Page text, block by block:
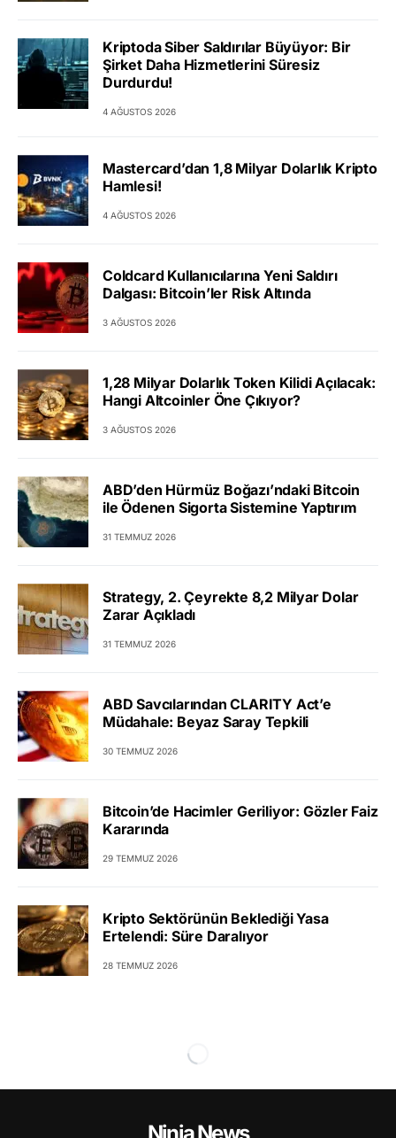
Kriptoda Siber Saldırılar Büyüyor: Bir
Şirket Daha Hizmetlerini Süresiz
Durdurdu!
4 AĞUSTOS 2026
Mastercard’dan 1,8 Milyar Dolarlık Kripto
Hamlesi!
4 AĞUSTOS 2026
Coldcard Kullanıcılarına Yeni Saldırı
Dalgası: Bitcoin’ler Risk Altında
3 AĞUSTOS 2026
1,28 Milyar Dolarlık Token Kilidi Açılacak:
Hangi Altcoinler Öne Çıkıyor?
3 AĞUSTOS 2026
ABD’den Hürmüz Boğazı’ndaki Bitcoin
ile Ödenen Sigorta Sistemine Yaptırım
31 TEMMUZ 2026
Strategy, 2. Çeyrekte 8,2 Milyar Dolar
Zarar Açıkladı
31 TEMMUZ 2026
ABD Savcılarından CLARITY Act’e
Müdahale: Beyaz Saray Tepkili
30 TEMMUZ 2026
Bitcoin’de Hacimler Geriliyor: Gözler Faiz
Kararında
29 TEMMUZ 2026
Kripto Sektörünün Beklediği Yasa
Ertelendi: Süre Daralıyor
28 TEMMUZ 2026